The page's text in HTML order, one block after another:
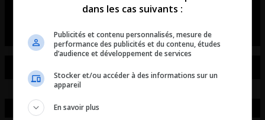
L’entrevue avec David Beaudoin
dans les cas suivants :
Publicités et contenu personnalisés, mesure de
performance des publicités et du contenu, études
d’audience et développement de services
Stocker et/ou accéder à des informations sur un
appareil
En savoir plus